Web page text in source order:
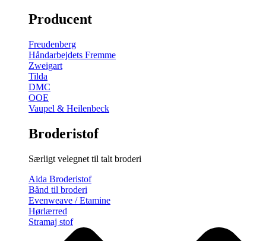
Producent
Freudenberg
Håndarbejdets Fremme
Zweigart
Tilda
DMC
OOE
Vaupel & Heilenbeck
Broderistof
Særligt velegnet til talt broderi
Aida Broderistof
Bånd til broderi
Evenweave / Etamine
Hørlærred
Stramaj stof